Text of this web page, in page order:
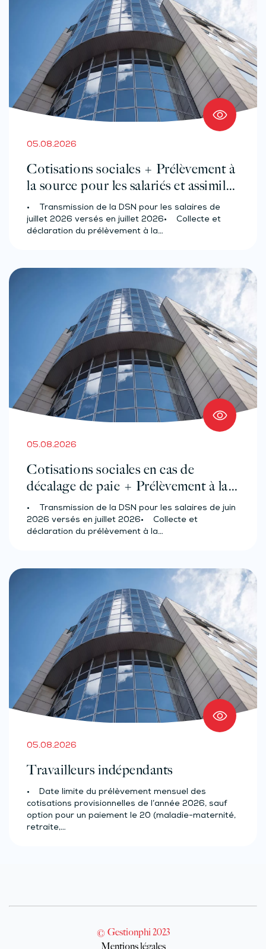
05.08.2026
Cotisations sociales + Prélèvement à
la source pour les salariés et assimilés
(effectif d’au moins 50 salariés)
• Transmission de la DSN pour les salaires de
juillet 2026 versés en juillet 2026• Collecte et
déclaration du prélèvement à la…
05.08.2026
Cotisations sociales en cas de
décalage de paie + Prélèvement à la
source des salariés et assimilés
(effectif d’au moins 50 salariés)
• Transmission de la DSN pour les salaires de juin
2026 versés en juillet 2026• Collecte et
déclaration du prélèvement à la…
05.08.2026
Travailleurs indépendants
• Date limite du prélèvement mensuel des
cotisations provisionnelles de l’année 2026, sauf
option pour un paiement le 20 (maladie-maternité,
retraite,…
© Gestionphi 2023
Mentions légales